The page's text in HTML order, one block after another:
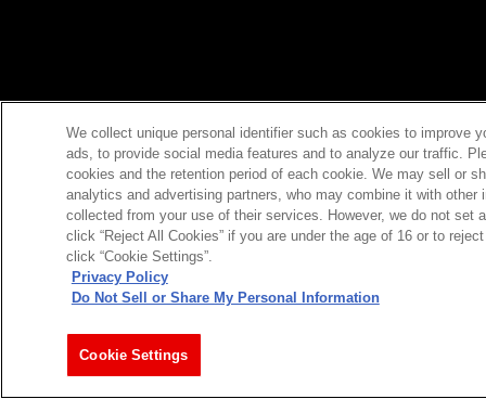
We collect unique personal identifier such as cookies to improve
ads, to provide social media features and to analyze our traffic.
cookies and the retention period of each cookie. We may sell or
analytics and advertising partners, who may combine it with
collected from your use of their services. However, we do not set
click “Reject All Cookies” if you are under the age of 16 or to
click “Cookie Settings”.
Privacy Policy
Do Not Sell or Share My Personal Information
Cookie Settings